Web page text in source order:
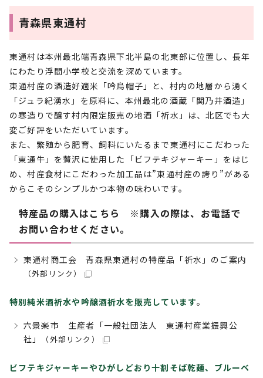
青森県東通村
東通村は本州最北端青森県下北半島の北東部に位置し、長年
にわたり浮間小学校と交流を深めています。
東通村産の酒造好適米「吟烏帽子」と、村内の地層から湧く
「ジュラ紀湧水」を原料に、本州最北の酒蔵「関乃井酒造」
の寒造りで醸す村内限定販売の地酒「祈水」は、北区でも大
変ご好評をいただいています。
また、繁殖から肥育、飼料にいたるまで東通村にこだわった
「東通牛」を贅沢に使用した「ビフテキジャーキー」をはじ
め、村産食材にこだわった加工品は”東通村産の誇り”がある
からこそのシンプルかつ本物の味わいです。
特産品の購入はこちら ※購入の際は、お電話で
お問い合わせください。
東通村商工会 青森県東通村の特産品「祈水」のご案内
（外部リンク）
特別純米酒祈水や吟醸酒祈水を販売しています。
六景楽市 生産者「一般社団法人 東通村産業振興公
社」
（外部リンク）
ビフテキジャーキーやひがしどおり十割そば乾麺、ブルーベ